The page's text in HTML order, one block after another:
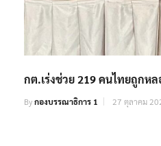
กต.เร่งช่วย 219 คนไทยถูกห
Byกองบรรณาธิการ 1 27 ตุลาคม